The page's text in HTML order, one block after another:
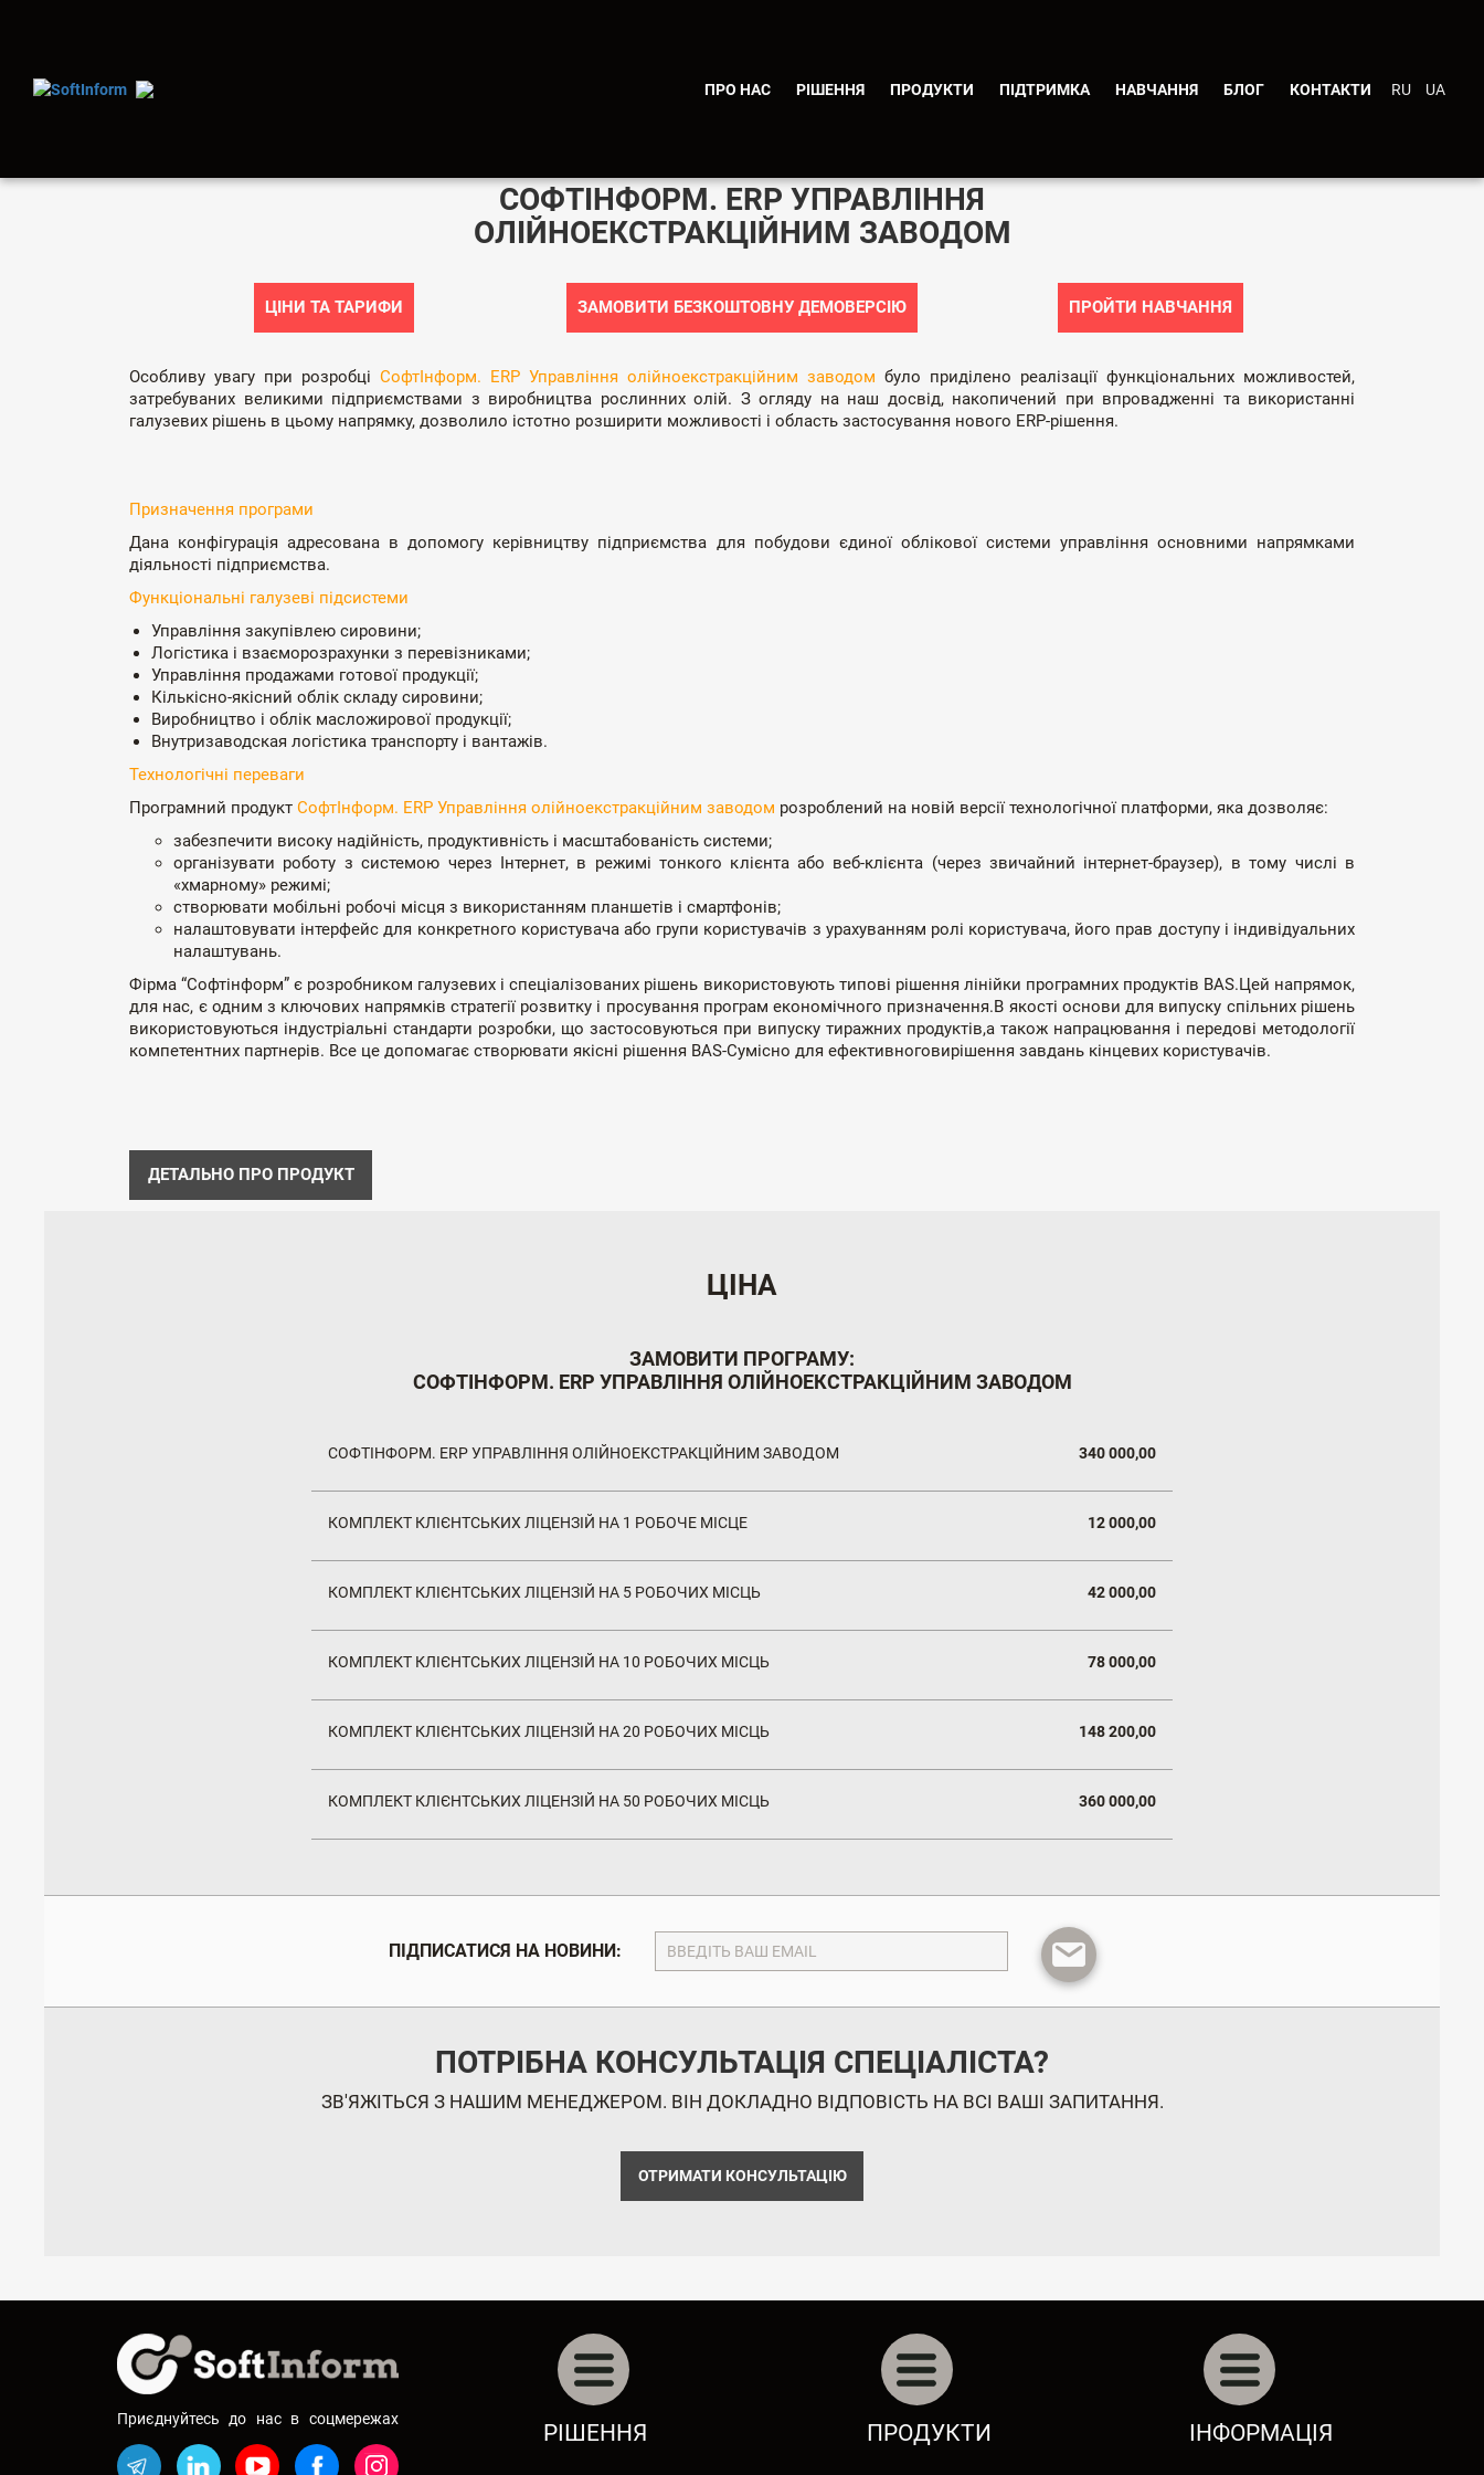
ПРО НАС РІШЕННЯ ПРОДУКТИ ПІДТРИМКА НАВЧАННЯ БЛОГ КОНТАКТИ RU UA
ВЛАСНІ РОЗРОБКИ
СОФТІНФОРМ. ERP УПРАВЛІННЯ
ОЛІЙНОЕКСТРАКЦІЙНИМ ЗАВОДОМ
ЦІНИ ТА ТАРИФИ ЗАМОВИТИ БЕЗКОШТОВНУ ДЕМОВЕРСІЮ ПРОЙТИ НАВЧАННЯ
Особливу увагу при розробці СофтІнформ. ERP Управління олійноекстракційним заводом було приділено реалізації функціональних можливостей,
затребуваних великими підприємствами з виробництва рослинних олій. З огляду на наш досвід, накопичений при впровадженні та використанні
галузевих рішень в цьому напрямку, дозволило істотно розширити можливості і область застосування нового ERP-рішення.
Призначення програми
Дана конфігурація адресована в допомогу керівництву підприємства для побудови єдиної облікової системи управління основними напрямками
діяльності підприємства.
Функціональні галузеві підсистеми
Управління закупівлею сировини;
Логістика і взаєморозрахунки з перевізниками;
Управління продажами готової продукції;
Кількісно-якісний облік складу сировини;
Виробництво і облік масложирової продукції;
Внутризаводская логістика транспорту і вантажів.
Технологічні переваги
Програмний продукт СофтІнформ. ERP Управління олійноекстракційним заводом розроблений на новій версії технологічної платформи, яка дозволяє:
забезпечити високу надійність, продуктивність і масштабованість системи;
організувати роботу з системою через Інтернет, в режимі тонкого клієнта або веб-клієнта (через звичайний інтернет-браузер), в тому числі в
«хмарному» режимі;
створювати мобільні робочі місця з використанням планшетів і смартфонів;
налаштовувати інтерфейс для конкретного користувача або групи користувачів з урахуванням ролі користувача, його прав доступу і індивідуальних
налаштувань.
Фірма “Софтінформ” є розробником галузевих і спеціалізованих рішень використовують типові рішення лінійки програмних продуктів BAS.Цей напрямок,
для нас, є одним з ключових напрямків стратегії розвитку і просування програм економічного призначення.В якості основи для випуску спільних рішень
використовуються індустріальні стандарти розробки, що застосовуються при випуску тиражних продуктів,а також напрацювання і передові методології
компетентних партнерів. Все це допомагає створювати якісні рішення BAS-Сумісно для ефективноговирішення завдань кінцевих користувачів.
ДЕТАЛЬНО ПРО ПРОДУКТ
ЦІНА
ЗАМОВИТИ ПРОГРАМУ:
СОФТІНФОРМ. ERP УПРАВЛІННЯ ОЛІЙНОЕКСТРАКЦІЙНИМ ЗАВОДОМ
СОФТІНФОРМ. ERP УПРАВЛІННЯ ОЛІЙНОЕКСТРАКЦІЙНИМ ЗАВОДОМ 340 000,00
КОМПЛЕКТ КЛІЄНТСЬКИХ ЛІЦЕНЗІЙ НА 1 РОБОЧЕ МІСЦЕ 12 000,00
КОМПЛЕКТ КЛІЄНТСЬКИХ ЛІЦЕНЗІЙ НА 5 РОБОЧИХ МІСЦЬ 42 000,00
КОМПЛЕКТ КЛІЄНТСЬКИХ ЛІЦЕНЗІЙ НА 10 РОБОЧИХ МІСЦЬ 78 000,00
КОМПЛЕКТ КЛІЄНТСЬКИХ ЛІЦЕНЗІЙ НА 20 РОБОЧИХ МІСЦЬ 148 200,00
КОМПЛЕКТ КЛІЄНТСЬКИХ ЛІЦЕНЗІЙ НА 50 РОБОЧИХ МІСЦЬ 360 000,00
ПІДПИСАТИСЯ НА НОВИНИ:
ПОТРІБНА КОНСУЛЬТАЦІЯ СПЕЦІАЛІСТА?
ЗВ'ЯЖІТЬСЯ З НАШИМ МЕНЕДЖЕРОМ. ВІН ДОКЛАДНО ВІДПОВІСТЬ НА ВСІ ВАШІ ЗАПИТАННЯ.
ОТРИМАТИ КОНСУЛЬТАЦІЮ
Приєднуйтесь до нас в соцмережах АВТОБІЗНЕС: АВТОСАЛОНИ, СТО
РІШЕННЯ ЛІНІЙКА BAS
ПРОДУКТИ ПРО НАС
ІНФОРМАЦІЯ